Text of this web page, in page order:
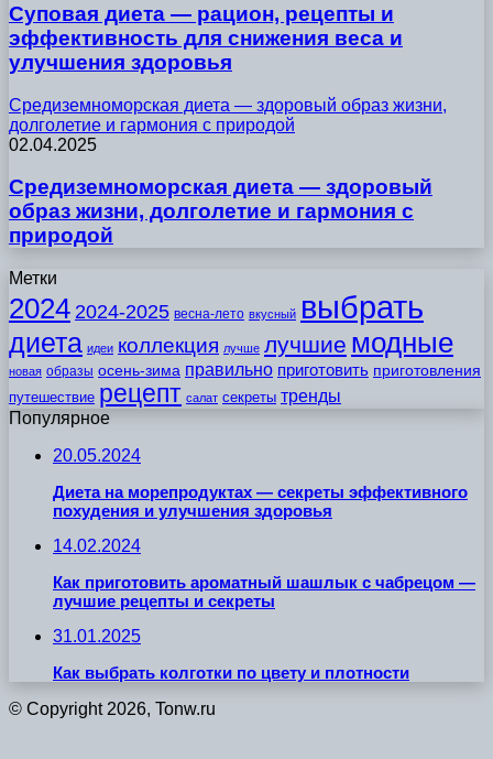
Суповая диета — рацион, рецепты и
эффективность для снижения веса и
улучшения здоровья
Средиземноморская диета — здоровый образ жизни,
долголетие и гармония с природой
02.04.2025
Средиземноморская диета — здоровый
образ жизни, долголетие и гармония с
природой
Метки
2024 2024-2025 весна-лето вкусный выбрать
диета идеи коллекция лучше лучшие модные
новая образы осень-зима правильно приготовить приготовления
путешествие рецепт салат секреты тренды
Популярное
20.05.2024
Диета на морепродуктах — секреты эффективного
похудения и улучшения здоровья
14.02.2024
Как приготовить ароматный шашлык с чабрецом —
лучшие рецепты и секреты
31.01.2025
Как выбрать колготки по цвету и плотности
© Copyright 2026, Tonw.ru